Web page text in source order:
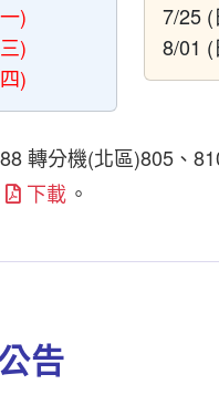
)
)
)
7/25
8/01
轉分機(北區)805、
下載 。
告